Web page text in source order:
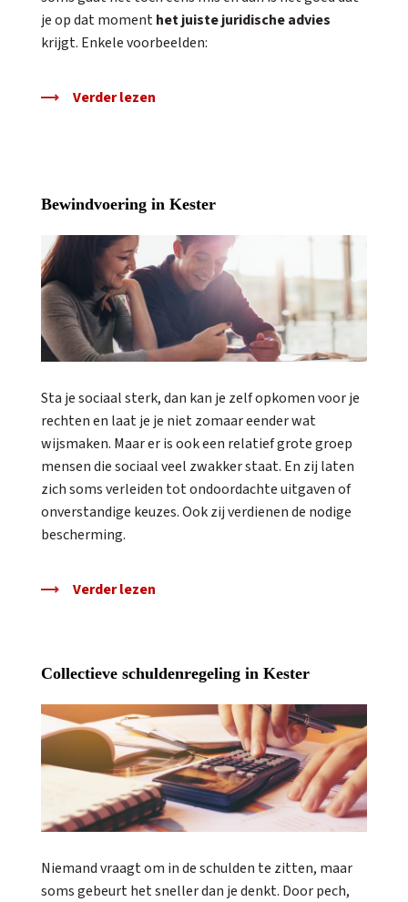
je op dat momenthet juiste juridische advies
krijgt. Enkele voorbeelden:
Verder lezen
Bewindvoering in Kester
Sta je sociaal sterk, dan kan je zelf opkomen voor je
rechten en laat je je niet zomaar eender wat
wijsmaken. Maar er is ook een relatief grote groep
mensen die sociaal veel zwakker staat. En zij laten
zich soms verleiden tot ondoordachte uitgaven of
onverstandige keuzes. Ook zij verdienen de nodige
bescherming.
Verder lezen
Collectieve schuldenregeling in Kester
Niemand vraagt om in de schulden te zitten, maar
soms gebeurt het sneller dan je denkt. Door pech,